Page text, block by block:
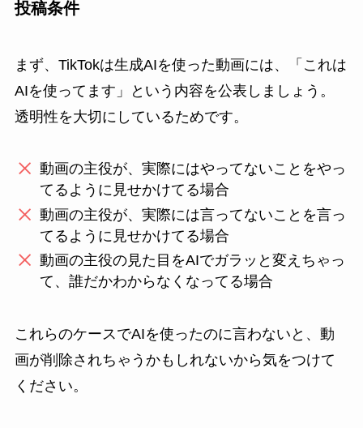
投稿条件
まず、TikTokは生成AIを使った動画には、「これは
AIを使ってます」という内容を公表しましょう。
透明性を大切にしているためです。
動画の主役が、実際にはやってないことをやっ
てるように見せかけてる場合
動画の主役が、実際には言ってないことを言っ
てるように見せかけてる場合
動画の主役の見た目をAIでガラッと変えちゃっ
て、誰だかわからなくなってる場合
これらのケースでAIを使ったのに言わないと、動
画が削除されちゃうかもしれないから気をつけて
ください。